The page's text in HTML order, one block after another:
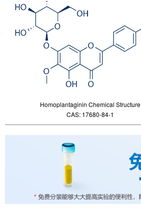
Homoplantaginin Chemical Structure
CAS: 17680-84-1